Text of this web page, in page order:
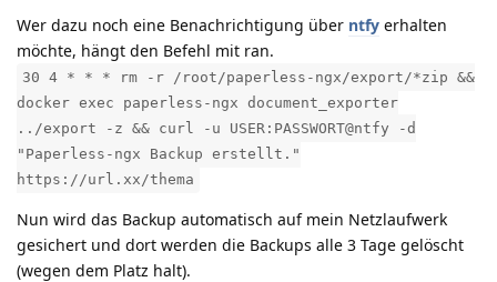
Wer dazu noch eine Benachrichtigung über ntfy erhalten
möchte, hängt den Befehl mit ran.
30 4 * * * rm -r /root/paperless-ngx/export/*zip &&
docker exec paperless-ngx document_exporter
../export -z && curl -u USER:PASSWORT@ntfy -d
"Paperless-ngx Backup erstellt."
https://url.xx/thema
Nun wird das Backup automatisch auf mein Netzlaufwerk
gesichert und dort werden die Backups alle 3 Tage gelöscht
(wegen dem Platz halt).